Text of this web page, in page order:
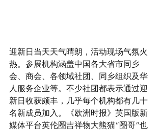
迎新日当天天气晴朗，活动现场气氛火
热。参展机构涵盖中国各大省市同乡
会、商会、各领域社团、同乡组织及华
人服务企业等。不少社团都表示通过迎
新日收获颇丰，几乎每个机构都有几十
名新成员加入。《欧洲时报》英国版新
媒体平台英伦圈吉祥物大熊猫“圈哥”也